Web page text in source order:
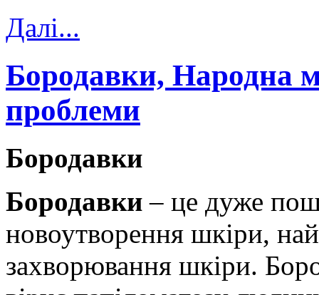
Далi...
Бородавки, Народна
проблеми
Бородавки
Бородавки– це дуже
новоутворення шкіри,
захворювання шкіри.